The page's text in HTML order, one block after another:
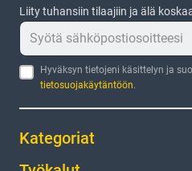
Liity tuhansiin tilaajiin ja älä
Hyväksyn tietojeni käsittelyn ja
tietosuojakäytäntöön.
Kategoriat